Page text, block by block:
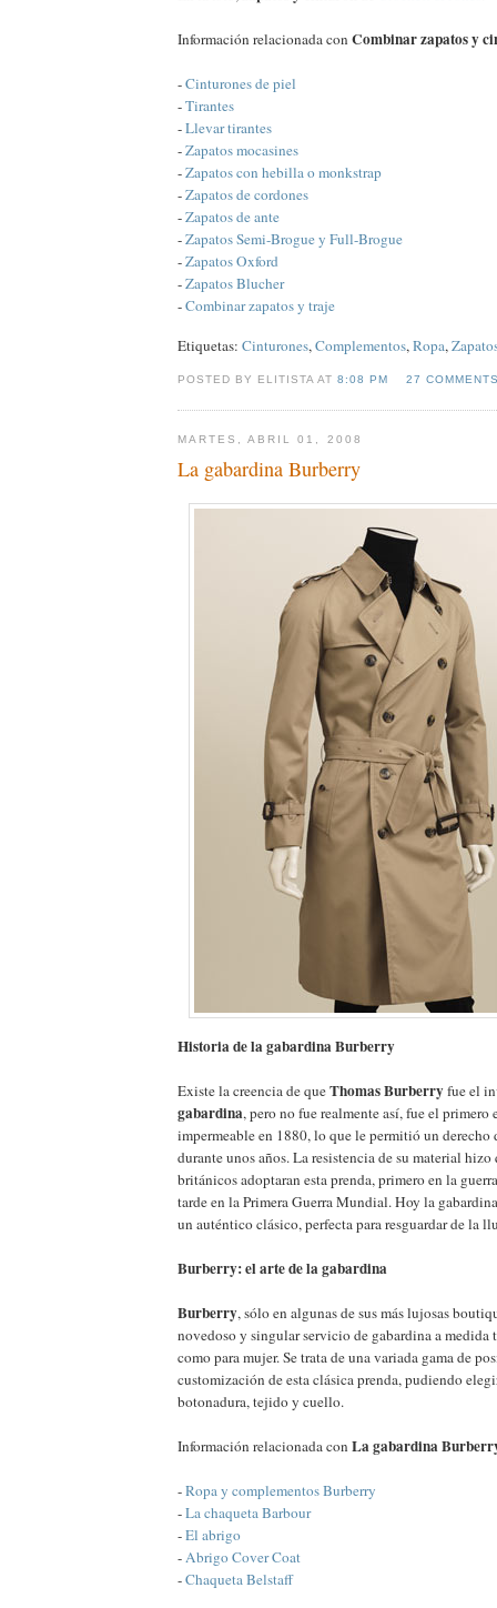
Información relacionada con Combinar zapatos y
-Cinturones de piel
-Tirantes
-Llevar tirantes
-Zapatos mocasines
-Zapatos con hebilla o monkstrap
-Zapatos de cordones
-Zapatos de ante
-Zapatos Semi-Brogue y Full-Brogue
-Zapatos Oxford
-Zapatos Blucher
-Combinar zapatos y traje
Etiquetas: Cinturones,Complementos,Ropa,
POSTED BY ELITISTA AT8:08 PM 27
MARTES, ABRIL 01, 2008
La gabardina Burberry
Historia de la gabardina Burberry
Existe la creencia de queThomas Burberryfue el
gabardina, pero no fue realmente así, fue el primero
impermeable en 1880, lo que le permitió un
durante unos años. La resistencia de su material
británicos adoptaran esta prenda, primero en la
tarde en la Primera Guerra Mundial. Hoy la
un auténtico clásico, perfecta para resguardar de la
Burberry: el arte de la gabardina
Burberry, sólo en algunas de sus más lujosas
novedoso y singular servicio de gabardina a medida
como para mujer. Se trata de una variada gama de
customización de esta clásica prenda, pudiendo
botonadura, tejido y cuello.
Información relacionada con La gabardina
-Ropa y complementos Burberry
-La chaqueta Barbour
-El abrigo
-Abrigo Cover Coat
-Chaqueta Belstaff